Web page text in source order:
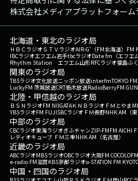
株式会社メディアプラットフォーム
北海道・東北のラジオ局
ＨＢＣラジオＳＴＶラジオAIR-G'（FM北海道） FM
IBCラジオエフエム岩手tbcラジオDate fm（エフエ
Rhythm Station エフエム山形RFCラジオ福島ふ
関東のラジオ局
TBSラジオ文化放送ニッポン放送interfmTOKYO FM
LuckyFM 茨城放送CRT栃木放送RadioBerryFM
北陸・甲信越のラジオ局
ＢＳＮラジオFM NIIGATAＫＮＢラジオ ＦＭとやま
YBSラジオFM FUJISBCラジオ ＦＭ長野NHK AM（東
中部のラジオ局
CBCラジオ東海ラジオぎふチャンZIP-FMFM AICHI
レディオキューブ ＦＭ三重NHK AM（名古屋）
近畿のラジオ局
ABCラジオMBSラジオOBCラジオ大阪FM COCOLO
e-radio FM滋賀KBS京都ラジオα-STATION FM
中国・四国のラジオ局